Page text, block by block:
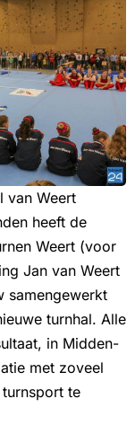
van Weert
heeft de
Weert (voor
Jan van Weert
samengewerkt
turnhal. Alle
in Midden-
met zoveel
te